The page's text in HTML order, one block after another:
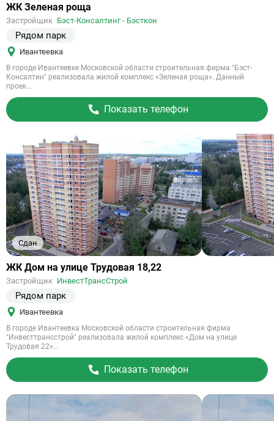
Ссылка
объект
ЖК Зеленая роща
Застройщик Бэст-Консалтинг - Бэсткон
Рядом парк
Ивантеевка
В городе Ивантеевке Московской области строительная фирма "Бэст-
Консалтин" реализовала жилой комплекс «Зеленая роща». Данный
проек...
Показать телефон
Сдан
Ссылка
объект
ЖК Дом на улице Трудовая 18,22
Застройщик ИнвестТрансСтрой
Рядом парк
Ивантеевка
В городе Ивантеевка Московской области строительная фирма
"Инвесттрансстрой" реализовала жилой комплекс «Дом на улице
Трудовая 22»...
Показать телефон